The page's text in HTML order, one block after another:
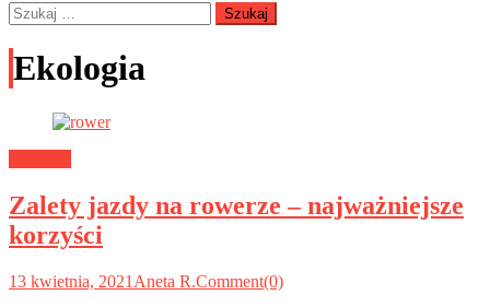
Szukaj:
Ekologia
Zalety jazdy na rowerze – najważniejsze
korzyści
13 kwietnia, 2021 Aneta R.Comment(0)